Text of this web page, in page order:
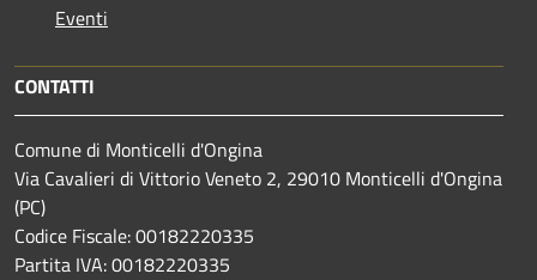
Eventi
CONTATTI
Comune di Monticelli d'Ongina
Via Cavalieri di Vittorio Veneto 2, 29010 Monticelli d'Ongina
(PC)
Codice Fiscale: 00182220335
Partita IVA: 00182220335